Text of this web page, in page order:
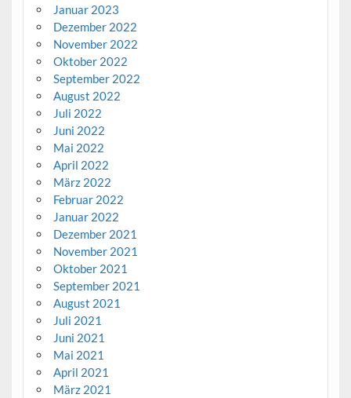
Januar 2023
Dezember 2022
November 2022
Oktober 2022
September 2022
August 2022
Juli 2022
Juni 2022
Mai 2022
April 2022
März 2022
Februar 2022
Januar 2022
Dezember 2021
November 2021
Oktober 2021
September 2021
August 2021
Juli 2021
Juni 2021
Mai 2021
April 2021
März 2021